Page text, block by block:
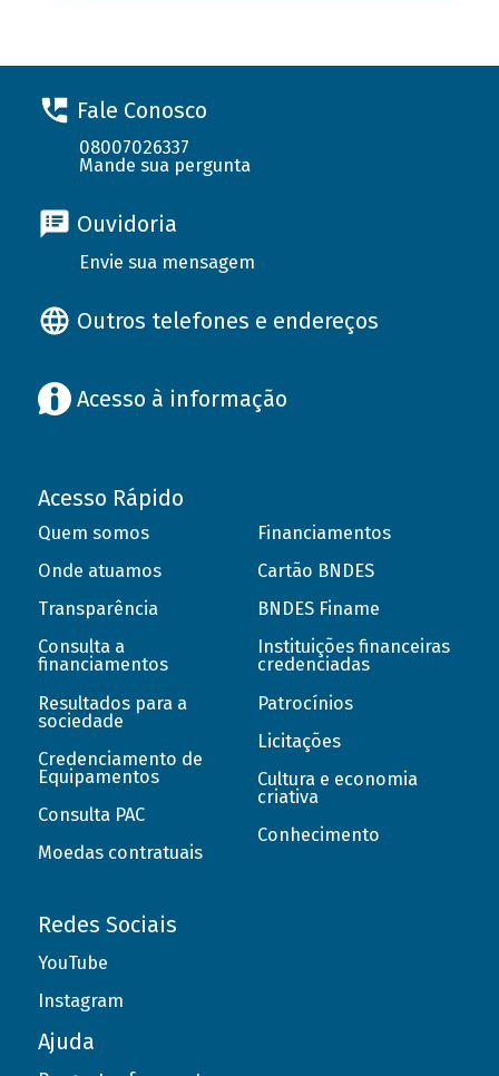
Fale Conosco
08007026337
Mande sua pergunta
Ouvidoria
Envie sua mensagem
Outros telefones e endereços
Acesso à informação
Acesso Rápido
Quem somos
Onde atuamos
Transparência
Consulta a
financiamentos
Resultados para a
sociedade
Credenciamento de
Equipamentos
Consulta PAC
Moedas contratuais
Financiamentos
Cartão BNDES
BNDES Finame
Instituições financeiras
credenciadas
Patrocínios
Licitações
Cultura e economia
criativa
Conhecimento
Redes Sociais
YouTube
Instagram
Ajuda